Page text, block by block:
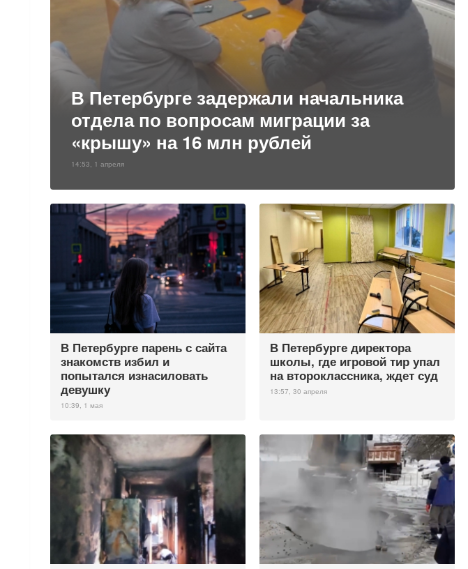
В Петербурге задержали начальника
отдела по вопросам миграции за
«крышу» на 16 млн рублей
14:53, 1 апреля
В Петербурге парень с сайта
знакомств избил и
попытался изнасиловать
девушку
10:39, 1 мая
В Петербурге директора
школы, где игровой тир упал
на второклассника, ждет суд
13:57, 30 апреля